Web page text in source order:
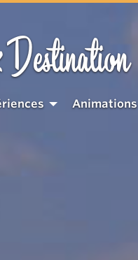
Destination
Animations